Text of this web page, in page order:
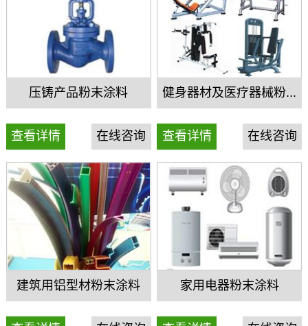
压铸产品粉末涂料
查看详情 在线咨询
健身器材及医疗器械粉...
查看详情 在线咨询
建筑用铝型材粉末涂料 家用电器粉末涂料